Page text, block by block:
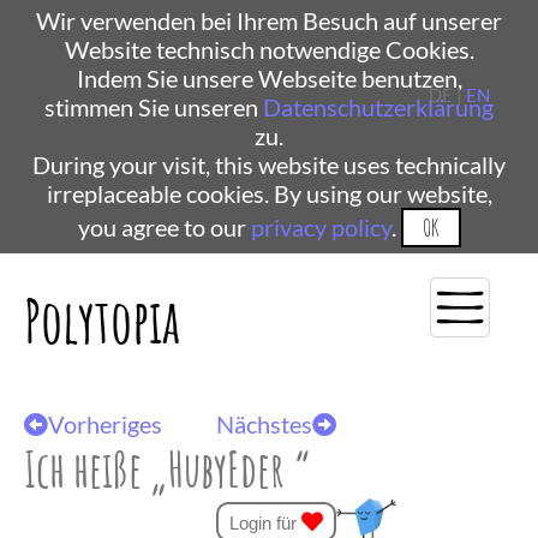
Wir verwenden bei Ihrem Besuch auf unserer
Website technisch notwendige Cookies.
Indem Sie unsere Webseite benutzen,
stimmen Sie unseren Datenschutzerklärung
zu.
During your visit, this website uses technically
irreplaceable cookies. By using our website,
you agree to our privacy policy. OK
Polytopia
DE | EN
Vorheriges Nächstes
Ich heiße „HubyEder “
Login für